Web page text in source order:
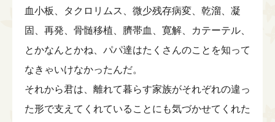
血小板、タクロリムス、微少残存病変、乾溜、凝
固、再発、骨髄移植、臍帯血、寛解、カテーテル、
とかなんとかね、パパ達はたくさんのことを知って
なきゃいけなかったんだ。
それから君は、離れて暮らす家族がそれぞれの違っ
た形で支えてくれていることにも気づかせてくれた